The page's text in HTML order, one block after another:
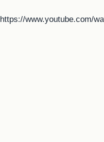
https://www.youtube.com/